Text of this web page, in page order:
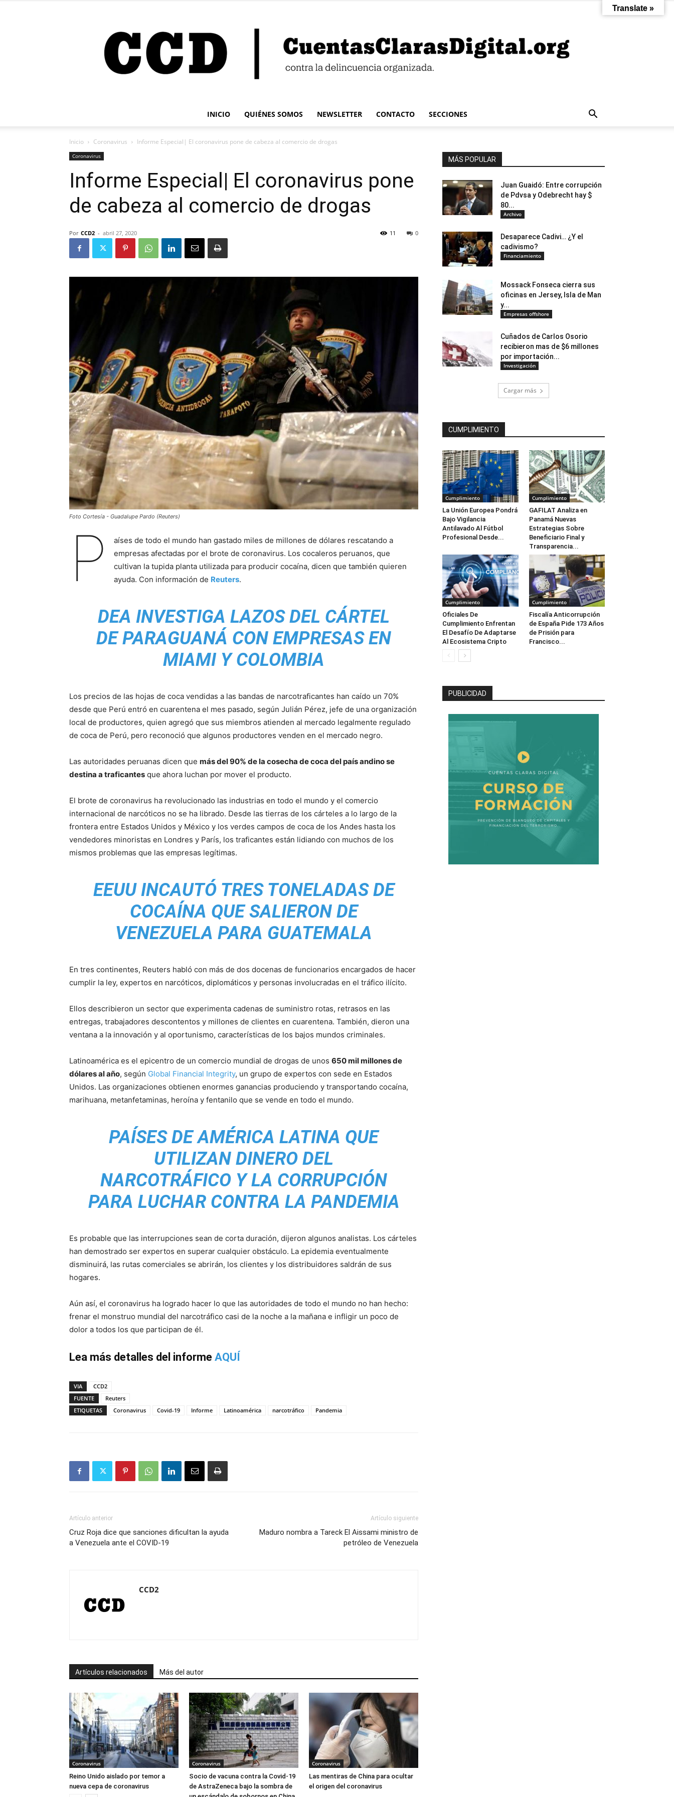
INICIO QUIÉNES SOMOS NEWSLETTER CONTACTO SECCIONES
Inicio Coronavirus Informe Especial| El coronavirus pone de cabeza al comercio de drogas
Coronavirus
Informe Especial| El coronavirus pone
de cabeza al comercio de drogas
Por CCD2 - abril 27, 2020 0
11
Foto Cortesía - Guadalupe Pardo (Reuters)
P
aíses de todo el mundo han gastado miles de millones de dólares rescatando a
empresas afectadas por el brote de coronavirus. Los cocaleros peruanos, que
cultivan la tupida planta utilizada para producir cocaína, dicen que también quieren
ayuda. Con información de Reuters.
DEA INVESTIGA LAZOS DEL CÁRTEL
DE PARAGUANÁ CON EMPRESAS EN
MIAMI Y COLOMBIA
Los precios de las hojas de coca vendidas a las bandas de narcotraficantes han caído un 70%
desde que Perú entró en cuarentena el mes pasado, según Julián Pérez, jefe de una organización
local de productores, quien agregó que sus miembros atienden al mercado legalmente regulado
de coca de Perú, pero reconoció que algunos productores venden en el mercado negro.
Las autoridades peruanas dicen que más del 90% de la cosecha de coca del país andino se
destina a traficantes que ahora luchan por mover el producto.
El brote de coronavirus ha revolucionado las industrias en todo el mundo y el comercio
internacional de narcóticos no se ha librado. Desde las tierras de los cárteles a lo largo de la
frontera entre Estados Unidos y México y los verdes campos de coca de los Andes hasta los
vendedores minoristas en Londres y París, los traficantes están lidiando con muchos de los
mismos problemas que las empresas legítimas.
EEUU INCAUTÓ TRES TONELADAS DE
COCAÍNA QUE SALIERON DE
VENEZUELA PARA GUATEMALA
En tres continentes, Reuters habló con más de dos docenas de funcionarios encargados de hacer
cumplir la ley, expertos en narcóticos, diplomáticos y personas involucradas en el tráfico ilícito.
Ellos describieron un sector que experimenta cadenas de suministro rotas, retrasos en las
entregas, trabajadores descontentos y millones de clientes en cuarentena. También, dieron una
ventana a la innovación y al oportunismo, características de los bajos mundos criminales.
Latinoamérica es el epicentro de un comercio mundial de drogas de unos 650 mil millones de
dólares al año, según Global Financial Integrity, un grupo de expertos con sede en Estados
Unidos. Las organizaciones obtienen enormes ganancias produciendo y transportando cocaína,
marihuana, metanfetaminas, heroína y fentanilo que se vende en todo el mundo.
PAÍSES DE AMÉRICA LATINA QUE
UTILIZAN DINERO DEL
NARCOTRÁFICO Y LA CORRUPCIÓN
PARA LUCHAR CONTRA LA PANDEMIA
Es probable que las interrupciones sean de corta duración, dijeron algunos analistas. Los cárteles
han demostrado ser expertos en superar cualquier obstáculo. La epidemia eventualmente
disminuirá, las rutas comerciales se abrirán, los clientes y los distribuidores saldrán de sus
hogares.
Aún así, el coronavirus ha logrado hacer lo que las autoridades de todo el mundo no han hecho:
frenar el monstruo mundial del narcotráfico casi de la noche a la mañana e infligir un poco de
dolor a todos los que participan de él.
Lea más detalles del informe AQUÍ
VIA
CCD2
FUENTE
Reuters
ETIQUETAS
Coronavirus Covid-19 Informe Latinoamérica narcotráfico Pandemia
Artículo anterior
Cruz Roja dice que sanciones dificultan la ayuda
a Venezuela ante el COVID-19
Artículo siguiente
Maduro nombra a Tareck El Aissami ministro de
petróleo de Venezuela
CCD2
Artículos relacionados Más del autor
Coronavirus
Reino Unido aislado por temor a
nueva cepa de coronavirus
Coronavirus
Socio de vacuna contra la Covid-19
de AstraZeneca bajo la sombra de
Coronavirus
Las mentiras de China para ocultar
el origen del coronavirus
MÁS POPULAR
Juan Guaidó: Entre corrupción
de Pdvsa y Odebrecht hay $
80...
Archivo
Desaparece Cadivi… ¿Y el
cadivismo?
Financiamiento
Mossack Fonseca cierra sus
oficinas en Jersey, Isla de Man
y...
Empresas offshore
Cuñados de Carlos Osorio
recibieron mas de $6 millones
por importación...
Investigación
Cargar más
CUMPLIMIENTO
Cumplimiento
La Unión Europea Pondrá
Bajo Vigilancia
Antilavado Al Fútbol
Profesional Desde...
Cumplimiento
GAFILAT Analiza en
Panamá Nuevas
Estrategias Sobre
Beneficiario Final y
Transparencia...
Cumplimiento
Oficiales De
Cumplimiento Enfrentan
El Desafío De Adaptarse
Al Ecosistema Cripto
Cumplimiento
Fiscalía Anticorrupción
de España Pide 173 Años
de Prisión para
Francisco...
PUBLICIDAD
Translate »